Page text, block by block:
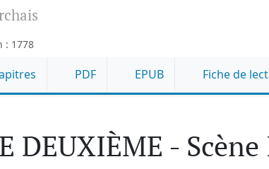
: 1778
PDF EPUB Fiche de
DEUXIÈME - Scène